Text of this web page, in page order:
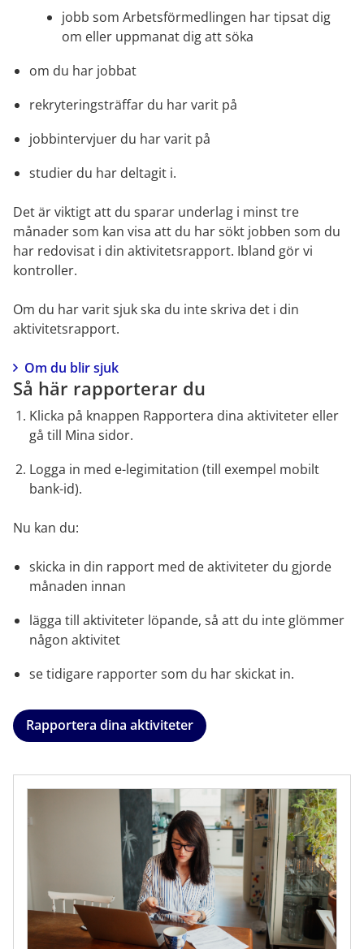
jobb som Arbetsförmedlingen har tipsat dig
om eller uppmanat dig att söka
om du har jobbat
rekryteringsträffar du har varit på
jobbintervjuer du har varit på
studier du har deltagit i.
Det är viktigt att du sparar underlag i minst tre
månader som kan visa att du har sökt jobben som du
har redovisat i din aktivitetsrapport. Ibland gör vi
kontroller.
Om du har varit sjuk ska du inte skriva det i din
aktivitetsrapport.
Om du blir sjuk
Så här rapporterar du
Klicka på knappen Rapportera dina aktiviteter eller
gå till Mina sidor.
Logga in med e-legimitation (till exempel mobilt
bank-id).
Nu kan du:
skicka in din rapport med de aktiviteter du gjorde
månaden innan
lägga till aktiviteter löpande, så att du inte glömmer
någon aktivitet
se tidigare rapporter som du har skickat in.
Rapportera dina aktiviteter